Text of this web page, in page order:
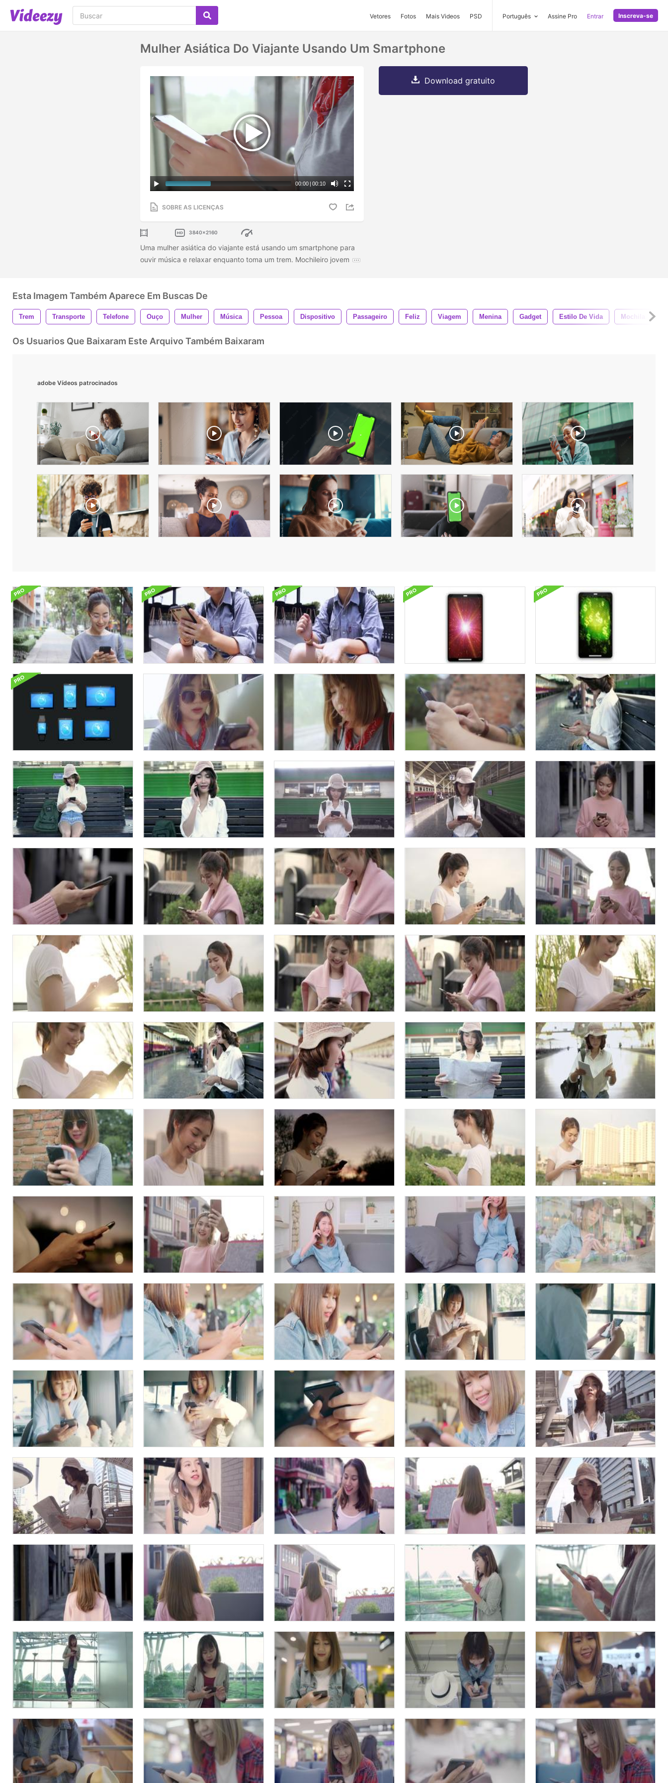
Vetores Fotos Mais Videos PSD Português Assine Pro Entrar Inscreva-se
Mulher Asiática Do Viajante Usando Um Smartphone
00:00 | 00:10
SOBRE AS LICENÇAS
3840x2160
Uma mulher asiática do viajante está usando um smartphone para
ouvir música e relaxar enquanto toma um trem. Mochileiro jovem
Download gratuito
Esta Imagem Também Aparece Em Buscas De
Trem Transporte Telefone Ouço Mulher Música Pessoa Dispositivo Passageiro Feliz Viagem Menina Gadget Estilo De Vida Mochila
Os Usuarios Que Baixaram Este Arquivo Também Baixaram
adobe Vídeos patrocinados